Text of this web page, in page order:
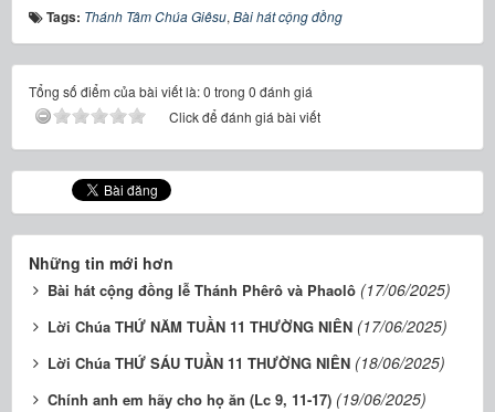
Tags: Thánh Tâm Chúa Giêsu, Bài hát cộng đồng
Tổng số điểm của bài viết là: 0 trong 0 đánh giá
Click để đánh giá bài viết
Những tin mới hơn
Bài hát cộng đồng lễ Thánh Phêrô và Phaolô (17/06/2025)
Lời Chúa THỨ NĂM TUẦN 11 THƯỜNG NIÊN (17/06/2025)
Lời Chúa THỨ SÁU TUẦN 11 THƯỜNG NIÊN (18/06/2025)
Chính anh em hãy cho họ ăn (Lc 9, 11-17) (19/06/2025)